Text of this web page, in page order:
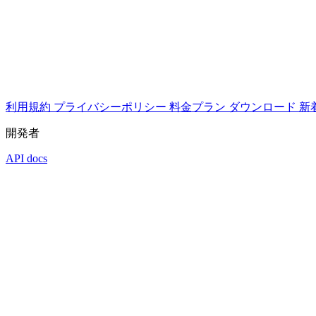
利用規約 プライバシーポリシー 料金プラン ダウンロード 新
開発者
API docs